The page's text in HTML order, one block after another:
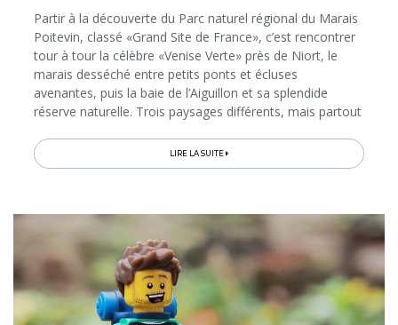
Partir à la découverte du Parc naturel régional du Marais
Poitevin, classé «Grand Site de France», c’est rencontrer
tour à tour la célèbre «Venise Verte» près de Niort, le
marais desséché entre petits ponts et écluses
avenantes, puis la baie de l’Aiguillon et sa splendide
réserve naturelle. Trois paysages différents, mais partout
Bienvenue dans le royaume naturel des joies
authentiques qui enchanteront toute la famille...
LIRE LA SUITE